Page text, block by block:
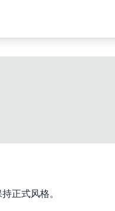
正式风格。